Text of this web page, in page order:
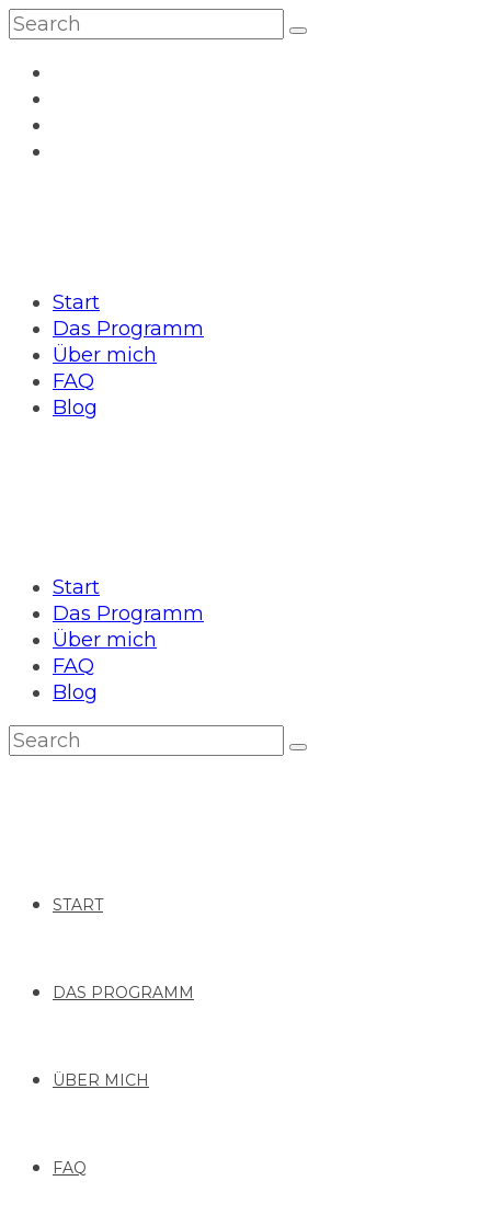
Start
Das Programm
Über mich
FAQ
Blog
Start
Das Programm
Über mich
FAQ
Blog
START
DAS PROGRAMM
ÜBER MICH
FAQ